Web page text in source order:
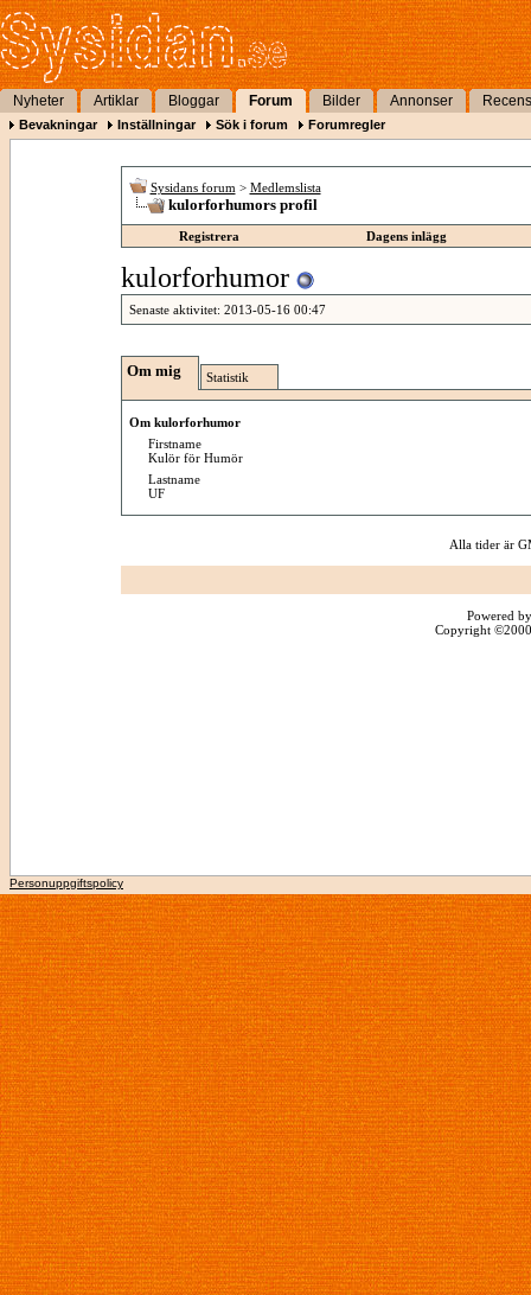
Nyheter Artiklar Bloggar Forum Bilder Annonser
Bevakningar Inställningar Sök i forum Forumregler
Sysidans forum > Medlemslista
kulorforhumors profil
Registrera Dagens inlägg
kulorforhumor
Senaste aktivitet: 2013-05-16 00:47
Om mig Statistik
Om kulorforhumor
Firstname
Kulör för Humör
Lastname
UF
Alla tider är
Powered
Copyright
Personuppgiftspolicy